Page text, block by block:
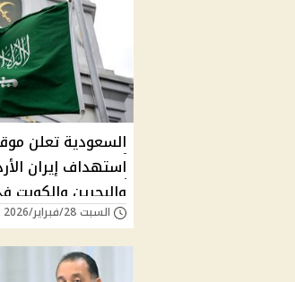
السعودية تعلن
استهداف إيران
والبحرين
السبت 28/فبراير/2026 - 02:37 م